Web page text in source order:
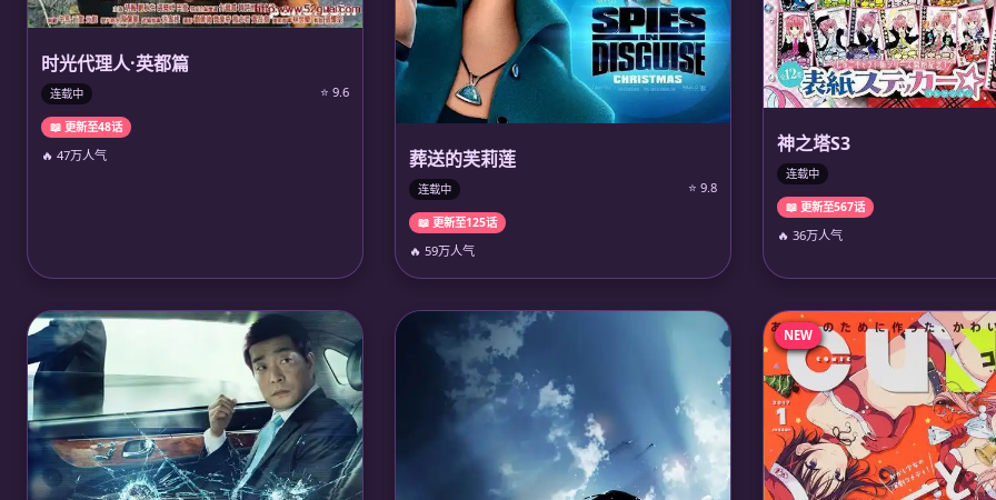
时光代理人·英都篇
连载中 ⭐ 9.6
📖 更新至48话
🔥 47万人气 葬送的芙莉莲
连载中 ⭐ 9.8
📖 更新至125话
🔥 59万人气
神之塔S3
连载中
📖 更新至567话
🔥 36万人气
NEW